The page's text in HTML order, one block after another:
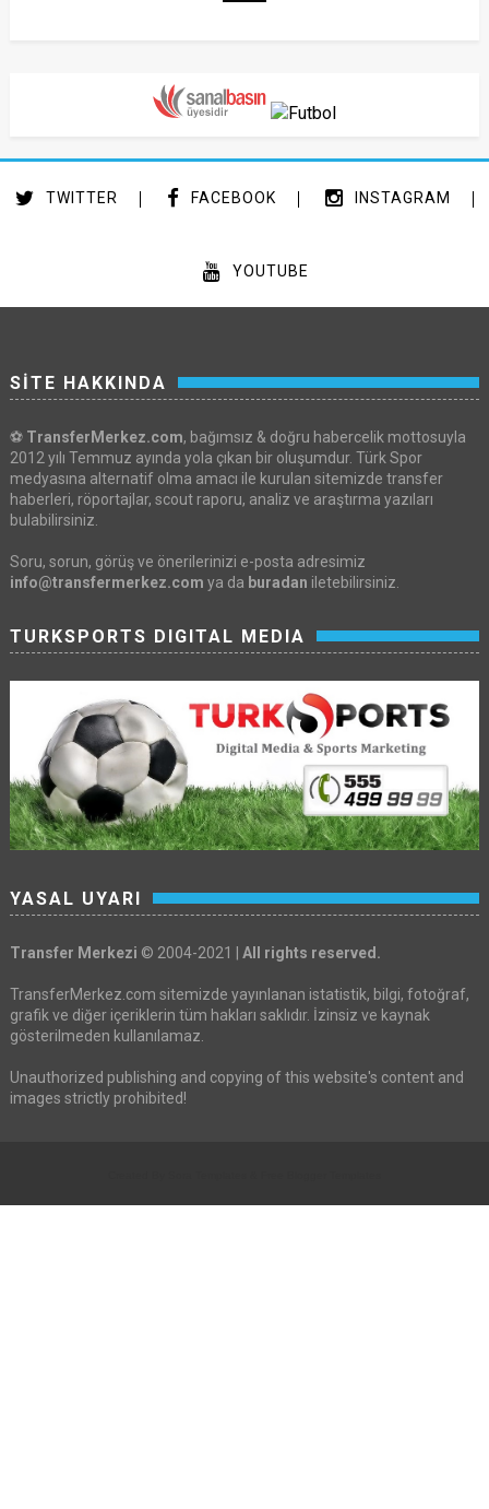
TWITTER FACEBOOK INSTAGRAM
YOUTUBE
SİTE HAKKINDA
⚽ TransferMerkez.com, bağımsız & doğru habercelik mottosuyla
2012 yılı Temmuz ayında yola çıkan bir oluşumdur. Türk Spor
medyasına alternatif olma amacı ile kurulan sitemizde transfer
haberleri, röportajlar, scout raporu, analiz ve araştırma yazıları
bulabilirsiniz.
Soru, sorun, görüş ve önerilerinizi e-posta adresimiz
info@transfermerkez.com ya da buradan iletebilirsiniz.
TURKSPORTS DIGITAL MEDIA
YASAL UYARI
Transfer Merkezi © 2004-2021 | All rights reserved.
TransferMerkez.com sitemizde yayınlanan istatistik, bilgi, fotoğraf,
grafik ve diğer içeriklerin tüm hakları saklıdır. İzinsiz ve kaynak
gösterilmeden kullanılamaz.
Unauthorized publishing and copying of this website's content and
images strictly prohibited!